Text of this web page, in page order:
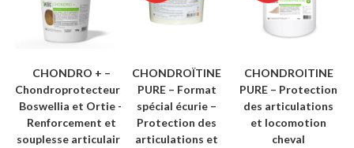
CHONDRO + –
Chondroprotecteurs,
Boswellia et Ortie –
Renforcement et
souplesse articulaire
CHONDROÏTINE
PURE – Format
spécial écurie –
Protection des
articulations et
CHONDROITINE
PURE – Protection
des articulations
et locomotion
cheval